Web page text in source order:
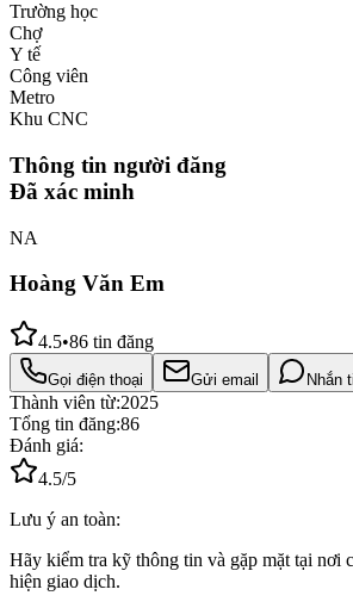
Trường học
Chợ
Y tế
Công viên
Metro
Khu CNC
Thông tin người đăng
Đã xác minh
NA
Hoàng Văn Em
4.5•86 tin đăng
Gọi điện thoại Gửi email Nhắn
Thành viên từ:2025
Tổng tin đăng:86
Đánh giá:
4.5/5
Lưu ý an toàn:
Hãy kiểm tra kỹ thông tin và gặp mặt tại nơi
hiện giao dịch.